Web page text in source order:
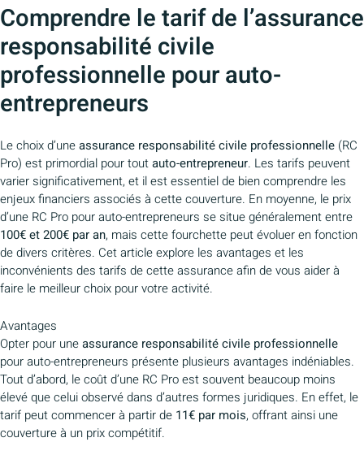
Comprendre le tarif de l’assurance
responsabilité civile
professionnelle pour auto-
entrepreneurs
Le choix d’uneassurance responsabilité civile professionnelle (RC
Pro) est primordial pour toutauto-entrepreneur. Les tarifs peuvent
varier significativement, et il est essentiel de bien comprendre les
enjeux financiers associés à cette couverture. En moyenne, le prix
d’une RC Pro pour auto-entrepreneurs se situe généralement entre
100€ et 200€ par an, mais cette fourchette peut évoluer en fonction
de divers critères. Cet article explore les avantages et les
inconvénients des tarifs de cette assurance afin de vous aider à
faire le meilleur choix pour votre activité.
Avantages
Opter pour uneassurance responsabilité civile professionnelle
pour auto-entrepreneurs présente plusieurs avantages indéniables.
Tout d’abord, le coût d’une RC Pro est souvent beaucoup moins
élevé que celui observé dans d’autres formes juridiques. En effet, le
tarif peut commencer à partir de 11€ par mois, offrant ainsi une
couverture à un prix compétitif.